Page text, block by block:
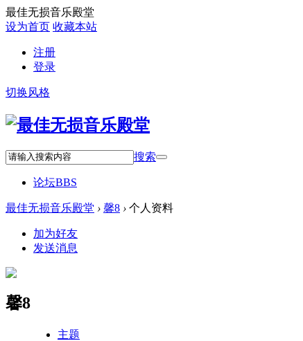
最佳无损音乐殿堂
设为首页 收藏本站
注册
登录
切换风格
搜索
论坛BBS
最佳无损音乐殿堂 › 馨8 › 个人资料
加为好友
发送消息
馨8
主题